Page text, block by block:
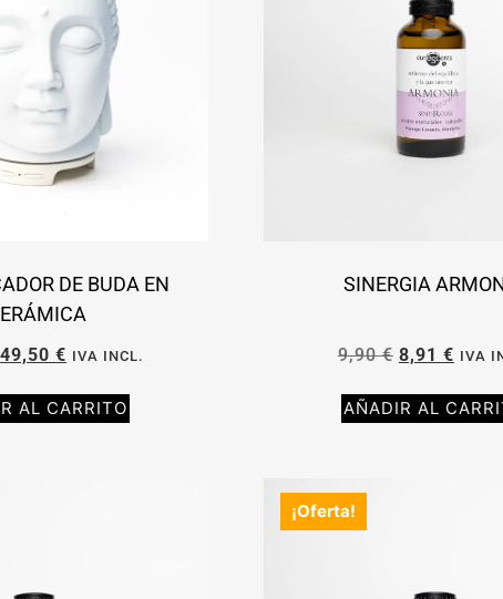
DE BUDA EN
49,50€ IVA INCL.
AL CARRITO
SINERGIA
9,90€ 8,91 € IVA
AÑADIR AL
¡Oferta!